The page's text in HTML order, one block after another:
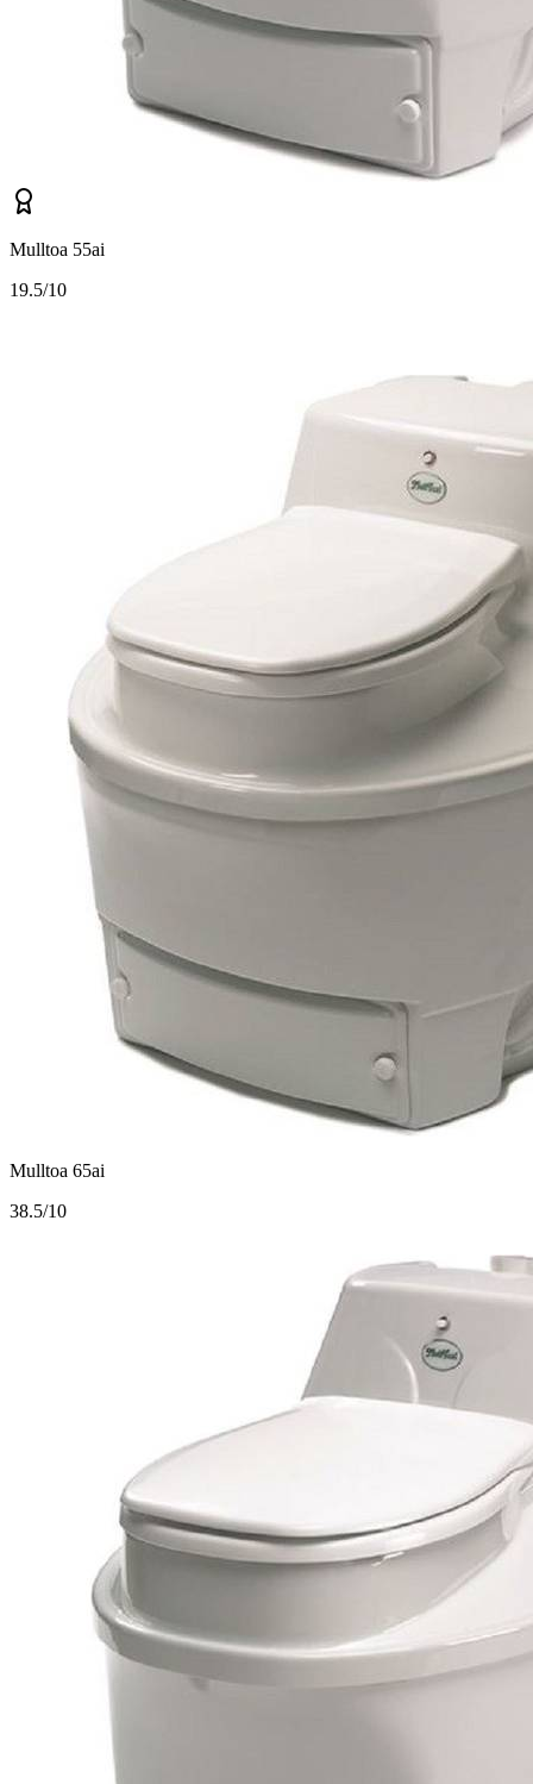
Mulltoa 55ai
19.5/10
Mulltoa 65ai
38.5/10